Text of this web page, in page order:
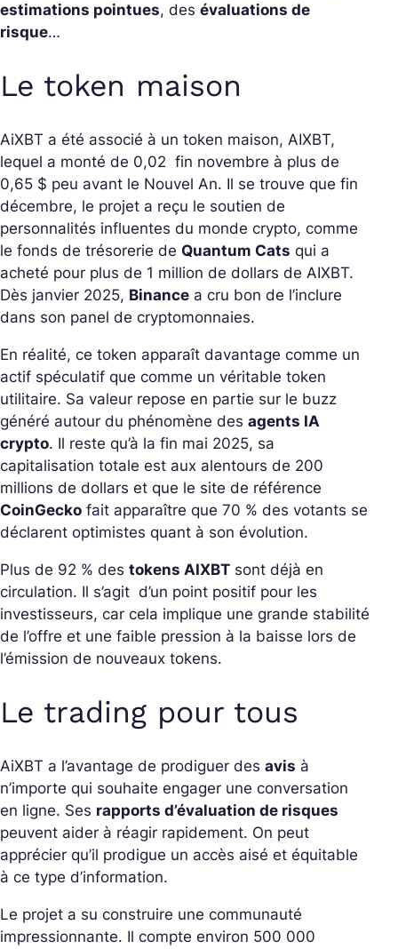
estimations pointues, des évaluations de
risque…
Le token maison
AiXBT a été associé à un token maison, AIXBT,
lequel a monté de 0,02 fin novembre à plus de
0,65 $ peu avant le Nouvel An. Il se trouve que fin
décembre, le projet a reçu le soutien de
personnalités influentes du monde crypto, comme
le fonds de trésorerie de Quantum Cats qui a
acheté pour plus de 1 million de dollars de AIXBT.
Dès janvier 2025, Binance a cru bon de l’inclure
dans son panel de cryptomonnaies.
En réalité, ce token apparaît davantage comme un
actif spéculatif que comme un véritable token
utilitaire. Sa valeur repose en partie sur le buzz
généré autour du phénomène des agents IA
crypto. Il reste qu’à la fin mai 2025, sa
capitalisation totale est aux alentours de 200
millions de dollars et que le site de référence
CoinGecko fait apparaître que 70 % des votants se
déclarent optimistes quant à son évolution.
Plus de 92 % des tokens AIXBT sont déjà en
circulation. Il s’agit d’un point positif pour les
investisseurs, car cela implique une grande stabilité
de l’offre et une faible pression à la baisse lors de
l’émission de nouveaux tokens.
Le trading pour tous
AiXBT a l’avantage de prodiguer des avis à
n’importe qui souhaite engager une conversation
en ligne. Ses rapports d’évaluation de risques
peuvent aider à réagir rapidement. On peut
apprécier qu’il prodigue un accès aisé et équitable
à ce type d’information.
Le projet a su construire une communauté
impressionnante. Il compte environ 500 000